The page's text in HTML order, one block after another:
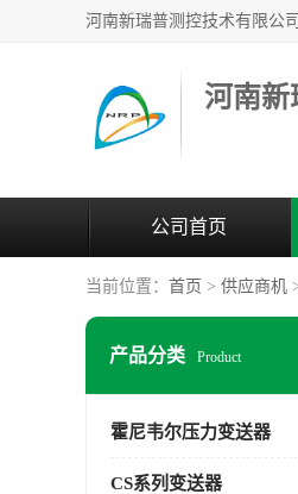
河南新
公司首页
当前位置： 首页 > 供应商机
产品分类 Product
霍尼韦尔压力变送器
CS系列变送器